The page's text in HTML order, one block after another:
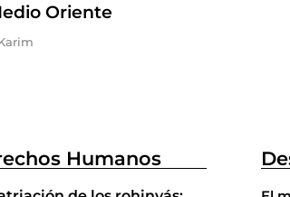
Oriente
Humanos